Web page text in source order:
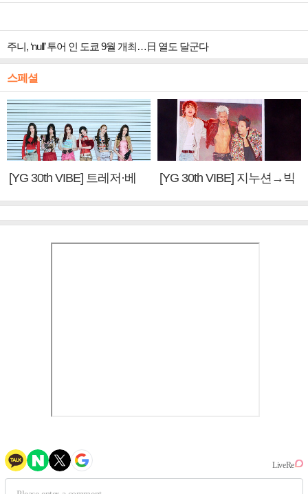
주니, ‘null’ 투어 인 도쿄 9월 개최…日 열도 달군다
스페셜
[YG 30th VIBE] 트레저·베
[YG 30th VIBE] 지누션→빅